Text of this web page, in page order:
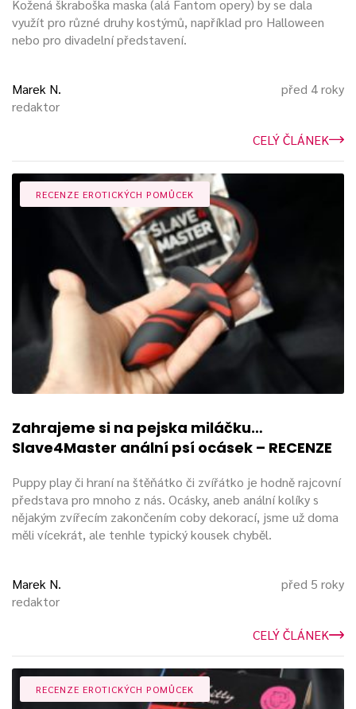
Kožená škraboška maska (alá Fantom opery) by se dala
využít pro různé druhy kostýmů, například pro Halloween
nebo pro divadelní představení.
Marek N.
redaktor
před 4 roky
CELÝ ČLÁNEK
RECENZE EROTICKÝCH POMŮCEK
Zahrajeme si na pejska miláčku…
Slave4Master anální psí ocásek – RECENZE
Puppy play či hraní na štěňátko či zvířátko je hodně rajcovní
představa pro mnoho z nás. Ocásky, aneb anální kolíky s
nějakým zvířecím zakončením coby dekorací, jsme už doma
měli vícekrát, ale tenhle typický kousek chyběl.
Marek N.
redaktor
před 5 roky
CELÝ ČLÁNEK
RECENZE EROTICKÝCH POMŮCEK